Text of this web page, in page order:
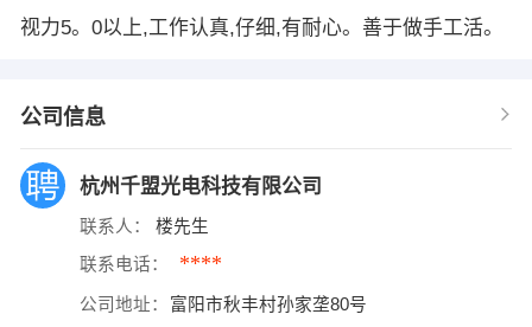
视力5。0以上,工作认真,仔细,有耐心。善于做手工活。
公司信息
杭州千盟光电科技有限公司
联系人： 楼先生
联系电话： ****
公司地址： 富阳市秋丰村孙家垄80号